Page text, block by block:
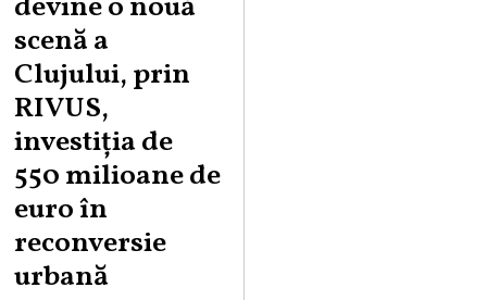
devine o nouă
scenă a
Clujului, prin
RIVUS,
investiția de
550 milioane de
euro în
reconversie
urbană